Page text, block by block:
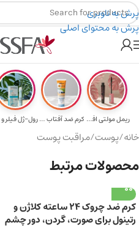
پرش به ناوبری
پرش به محتوای اصلی
هدیه برای خرید های بالای ۵ میلیون تومن
ریمل مولتی افکت... کرم ضد آفتاب حا...
خانه/پوست/مراقبت پوست
محصولات مرتبط
کرم ضد چروک ۲۴ ساعته کلاژن و
رتینول برای صورت، گردن، دور چشم